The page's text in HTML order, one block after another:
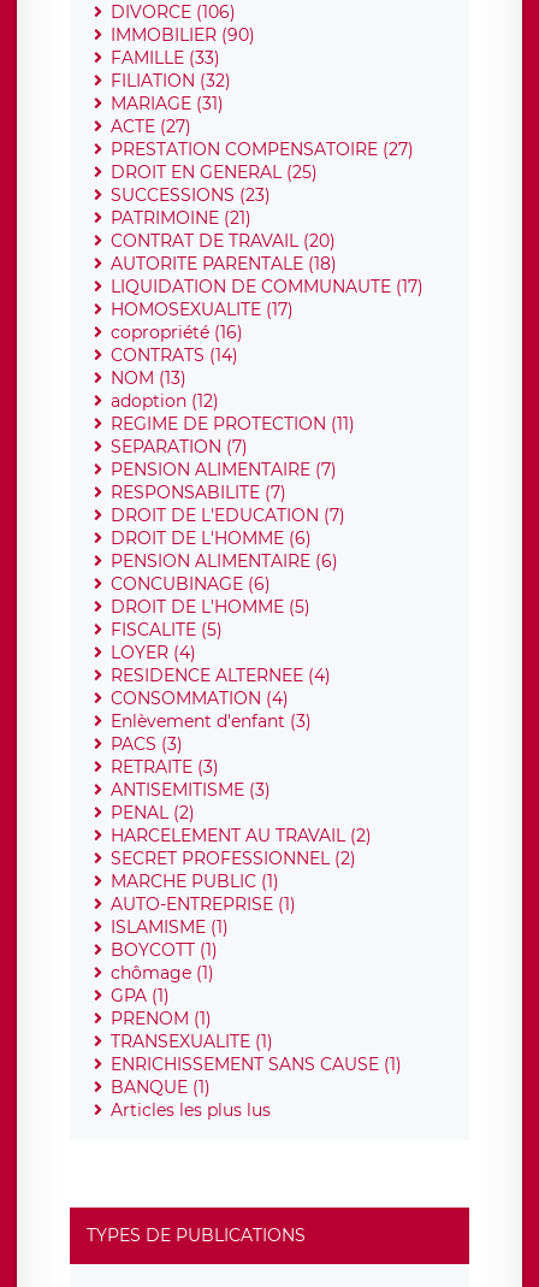
DIVORCE (106)
IMMOBILIER (90)
FAMILLE (33)
FILIATION (32)
MARIAGE (31)
ACTE (27)
PRESTATION COMPENSATOIRE (27)
DROIT EN GENERAL (25)
SUCCESSIONS (23)
PATRIMOINE (21)
CONTRAT DE TRAVAIL (20)
AUTORITE PARENTALE (18)
LIQUIDATION DE COMMUNAUTE (17)
HOMOSEXUALITE (17)
copropriété (16)
CONTRATS (14)
NOM (13)
adoption (12)
REGIME DE PROTECTION (11)
SEPARATION (7)
PENSION ALIMENTAIRE (7)
RESPONSABILITE (7)
DROIT DE L'EDUCATION (7)
DROIT DE L'HOMME (6)
PENSION ALIMENTAIRE (6)
CONCUBINAGE (6)
DROIT DE L'HOMME (5)
FISCALITE (5)
LOYER (4)
RESIDENCE ALTERNEE (4)
CONSOMMATION (4)
Enlèvement d'enfant (3)
PACS (3)
RETRAITE (3)
ANTISEMITISME (3)
PENAL (2)
HARCELEMENT AU TRAVAIL (2)
SECRET PROFESSIONNEL (2)
MARCHE PUBLIC (1)
AUTO-ENTREPRISE (1)
ISLAMISME (1)
BOYCOTT (1)
chômage (1)
GPA (1)
PRENOM (1)
TRANSEXUALITE (1)
ENRICHISSEMENT SANS CAUSE (1)
BANQUE (1)
Articles les plus lus
TYPES DE PUBLICATIONS